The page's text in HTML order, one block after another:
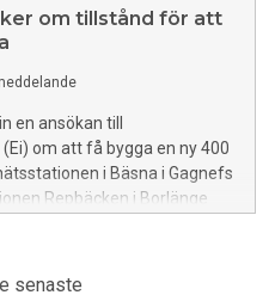
om tillstånd för att
en ansökan till
om att få bygga en ny 400
i Bäsna i Gagnefs
Repbäcken i Borlänge
senaste